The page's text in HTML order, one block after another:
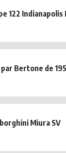
122 Indianapolis
Bertone de
Miura SV